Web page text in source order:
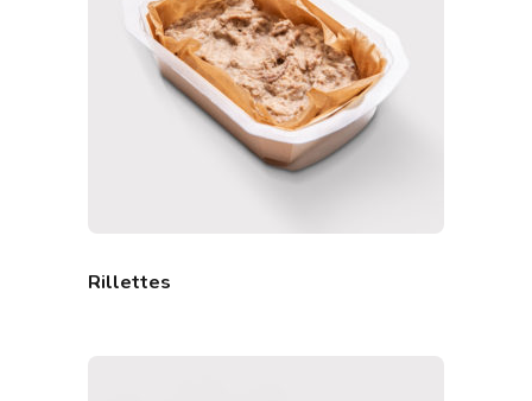
Rillettes